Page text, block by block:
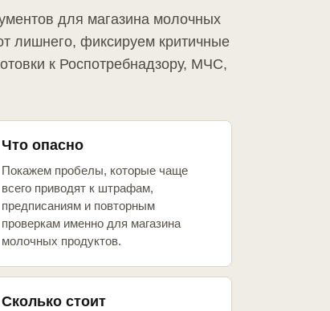
для магазина молочных
лишнего, фиксируем критичные
к Роспотребнадзору, МЧС,
Что опасно
Покажем пробелы, которые чаще
всего приводят к штрафам,
предписаниям и повторным
проверкам именно для магазина
молочных продуктов.
Сколько стоит